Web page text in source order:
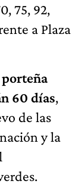
75, 92,
a Plaza
60 días,
de las
y la